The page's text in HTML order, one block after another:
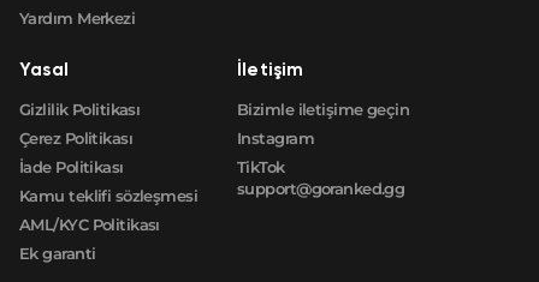
Yardım Merkezi
Yasal
Gizlilik Politikası
Çerez Politikası
İade Politikası
Kamu teklifi sözleşmesi
AML/KYC Politikası
Ek garanti
İletişim
Bizimle iletişime geçin
Instagram
TikTok
support@goranked.gg